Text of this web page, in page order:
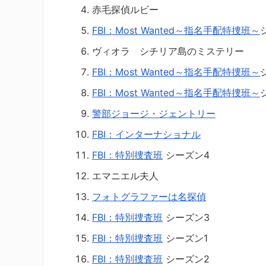
赤毛探偵ルビー
FBI：Most Wanted～指名手配特捜班～
ヴィオラ シチリア島のミステリー
FBI：Most Wanted～指名手配特捜班～
FBI：Most Wanted～指名手配特捜班～
警部ジョージ・ジェントリー
FBI：インターナショナル
FBI：特別捜査班 シーズン4
エマニエル夫人
フォトグラファーは名探偵
FBI：特別捜査班 シーズン3
FBI：特別捜査班 シーズン1
FBI：特別捜査班 シーズン2